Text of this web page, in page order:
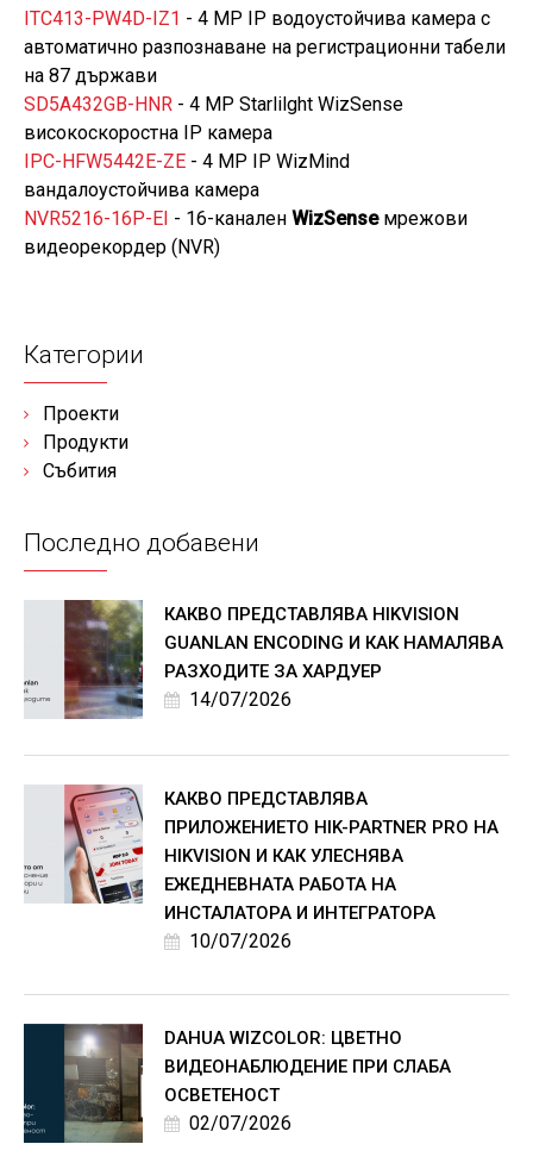
ITC413-PW4D-IZ1 - 4 MP IP водоустойчива камера с
автоматично разпознаване на регистрационни табели
на 87 държави
SD5A432GB-HNR - 4 MP Starlilght WizSense
високоскоростна IP камера
IPC-HFW5442E-ZE - 4 MP IP WizMind
вандалоустойчива камера
NVR5216-16P-EI - 16-канален WizSenseмрежови
видeoрекордер (NVR)
Категории
Проекти
Продукти
Събития
Последно добавени
КАКВО ПРЕДСТАВЛЯВА HIKVISION
GUANLAN ENCODING И КАК НАМАЛЯВА
РАЗХОДИТЕ ЗА ХАРДУЕР
14/07/2026
КАКВО ПРЕДСТАВЛЯВА
ПРИЛОЖЕНИЕТО HIK-PARTNER PRO НА
HIKVISION И КАК УЛЕСНЯВА
ЕЖЕДНЕВНАТА РАБОТА НА
ИНСТАЛАТОРА И ИНТЕГРАТОРА
10/07/2026
DAHUA WIZCOLOR: ЦВЕТНО
ВИДЕОНАБЛЮДЕНИЕ ПРИ СЛАБА
ОСВЕТЕНОСТ
02/07/2026